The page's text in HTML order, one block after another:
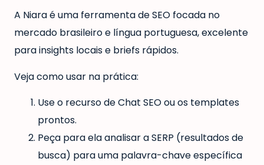
A Niara é uma ferramenta de SEO focada no
mercado brasileiro e língua portuguesa, excelente
para insights locais e briefs rápidos.
Veja como usar na prática:
Use o recurso de Chat SEO ou os templates
prontos.
Peça para ela analisar a SERP (resultados de
busca) para uma palavra-chave específica